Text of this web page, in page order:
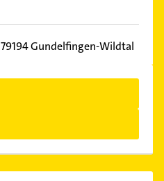
79194Gundelfingen-Wildtal